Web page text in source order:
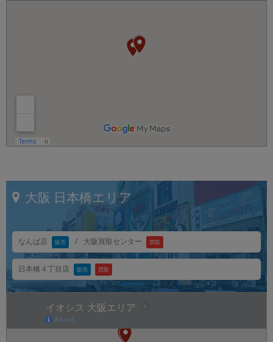
大阪 日本橋エリア
なんば店 販売 / 大阪買取センター 買取
日本橋４丁目店 販売 買取